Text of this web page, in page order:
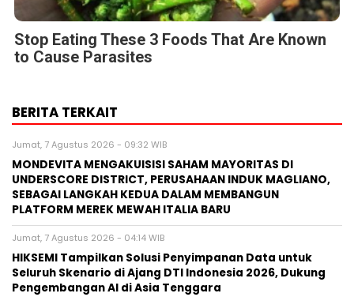
Stop Eating These 3 Foods That Are Known
to Cause Parasites
BERITA TERKAIT
Jumat, 7 Agustus 2026 - 09:32 WIB
MONDEVITA MENGAKUISISI SAHAM MAYORITAS DI
UNDERSCORE DISTRICT, PERUSAHAAN INDUK MAGLIANO,
SEBAGAI LANGKAH KEDUA DALAM MEMBANGUN
PLATFORM MEREK MEWAH ITALIA BARU
Jumat, 7 Agustus 2026 - 04:14 WIB
HIKSEMI Tampilkan Solusi Penyimpanan Data untuk
Seluruh Skenario di Ajang DTI Indonesia 2026, Dukung
Pengembangan AI di Asia Tenggara